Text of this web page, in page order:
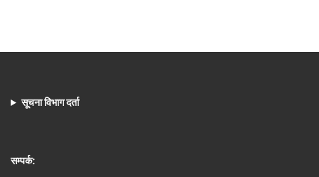
सूचना विभाग दर्ता
सम्पर्क: